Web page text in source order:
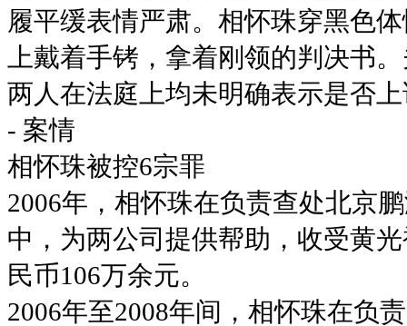
履平缓表情严肃。相怀珠穿黑色
上戴着手铐，拿着刚领的判决书
两人在法庭上均未明确表示是否
- 案情
相怀珠被控6宗罪
2006年，相怀珠在负责查处北京
中，为两公司提供帮助，收受黄
民币106万余元。
2006年至2008年间，相怀珠在负